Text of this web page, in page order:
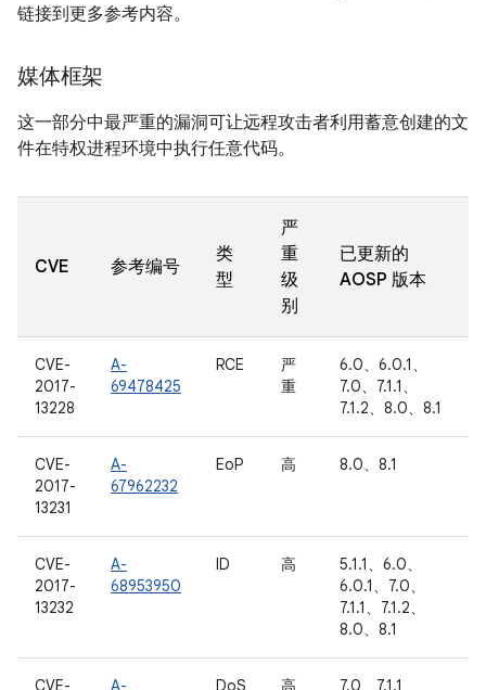
链接到更多参考内容。
媒体框架
这一部分中最严重的漏洞可让远程攻击者利用蓄意创建的文
件在特权进程环境中执行任意代码。
CVE 参考编号
类
型
严
重
级
别
已更新的
AOSP 版本
CVE-
2017-
13228
A-
69478425
RCE
严
重
6.0、6.0.1、
7.0、7.1.1、
7.1.2、8.0、8.1
CVE-
2017-
13231
A-
67962232
EoP 高 8.0、8.1
CVE-
2017-
13232
A-
68953950
ID 高
5.1.1、6.0、
6.0.1、7.0、
7.1.1、7.1.2、
8.0、8.1
CVE-
A-
DoS 高
7.0、7.1.1、